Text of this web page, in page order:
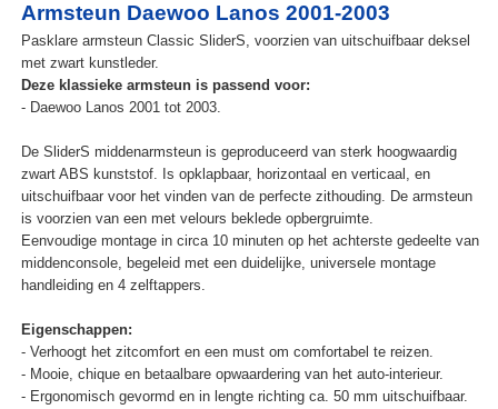
Armsteun Daewoo Lanos 2001-2003
Pasklare armsteun Classic SliderS, voorzien van uitschuifbaar deksel
met zwart kunstleder.
Deze klassieke armsteun is passend voor:
- Daewoo Lanos 2001 tot 2003.
De SliderS middenarmsteun is geproduceerd van sterk hoogwaardig
zwart ABS kunststof. Is opklapbaar, horizontaal en verticaal, en
uitschuifbaar voor het vinden van de perfecte zithouding. De armsteun
is voorzien van een met velours beklede opbergruimte.
Eenvoudige montage in circa 10 minuten op het achterste gedeelte van
middenconsole, begeleid met een duidelijke, universele montage
handleiding en 4 zelftappers.
Eigenschappen:
- Verhoogt het zitcomfort en een must om comfortabel te reizen.
- Mooie, chique en betaalbare opwaardering van het auto-interieur.
- Ergonomisch gevormd en in lengte richting ca. 50 mm uitschuifbaar.